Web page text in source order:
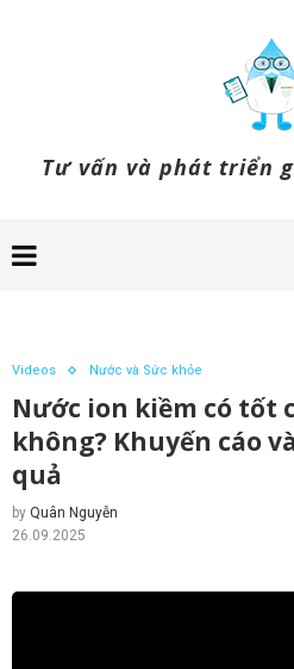
Tư vấn và phát triển
Videos Nước và Sức khỏe
Nước ion kiềm có tốt
không? Khuyến cáo
quả
by Quân Nguyễn
26.09.2025